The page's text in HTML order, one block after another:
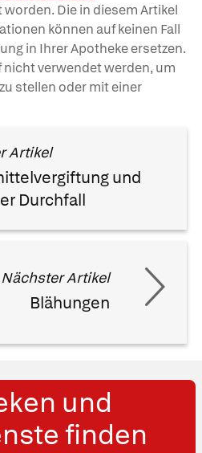
Die in diesem Artikel
können auf keinen Fall
in Ihrer Apotheke ersetzen.
nicht verwendet werden, um
stellen oder mit einer
Artikel
und
Durchfall
Nächster Artikel
Blähungen
und
finden